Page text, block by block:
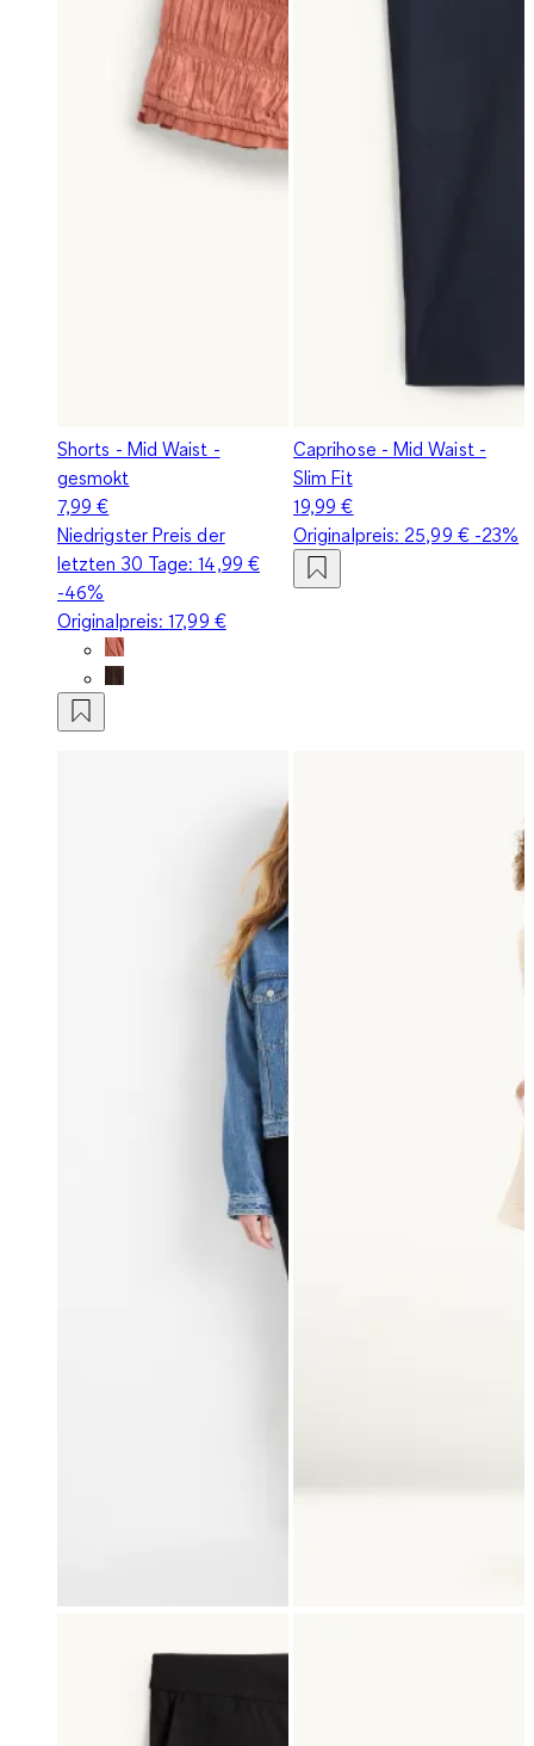
Shorts - Mid Waist -
gesmokt
7,99 €
Niedrigster Preis der
letzten 30 Tage:14,99 €
-46%
Originalpreis:17,99 €
Caprihose - Mid Waist -
Slim Fit
19,99 €
Originalpreis: 25,99 €-23%